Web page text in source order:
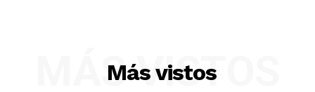
Más vistos
MÁS VISTOS